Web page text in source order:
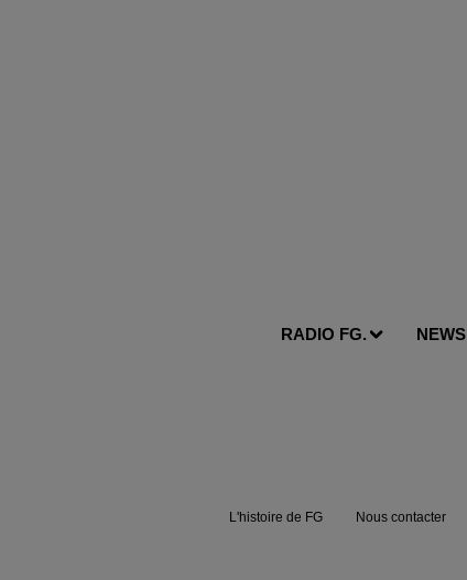
RADIO FG. NEWS
L'histoire de FG Nous contacter